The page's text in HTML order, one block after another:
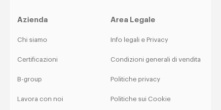
Azienda
Chi siamo
Certificazioni
B-group
Lavora con noi
Area Legale
Info legali e Privacy
Condizioni generali di vendita
Politiche privacy
Politiche sui Cookie